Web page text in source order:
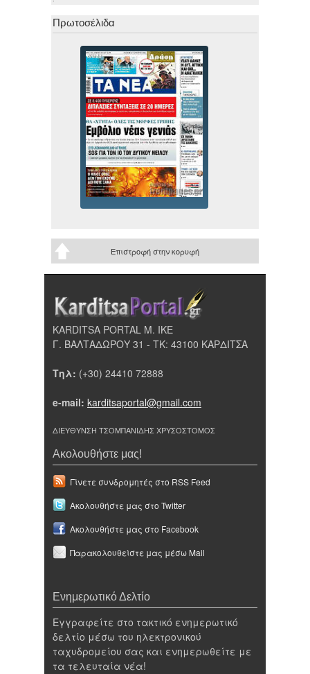
Πρωτοσέλιδα
Επιστροφή στην κορυφή
KARDITSA PORTAL Μ. ΙΚΕ
Γ. ΒΑΛΤΑΔΩΡΟΥ 31 - ΤΚ: 43100 ΚΑΡΔΙΤΣΑ
Τηλ: (+30) 24410 72888
e-mail: karditsaportal@gmail.com
ΔΙΕΥΘΥΝΣΗ ΤΣΟΜΠΑΝΙΔΗΣ ΧΡΥΣΟΣΤΟΜΟΣ
Ακολουθήστε μας!
Γίνετε συνδρομητές στο RSS Feed
Ακολουθήστε μας στο Twitter
Ακολουθήστε μας στο Facebook
Παρακολουθείστε μας μέσω Mail
Ενημερωτικό Δελτίο
Εγγραφείτε στο τακτικό ενημερωτικό
δελτίο μέσω του ηλεκτρονικού
ταχυδρομείου σας και ενημερωθείτε με
τα τελευταία νέα!